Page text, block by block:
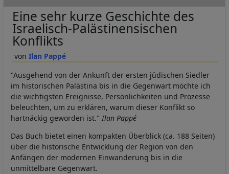
Ilan Pappé
Eine sehr kurze Geschichte des
Israelisch-Palästinensischen
Konflikts
"Ausgehend von der Ankunft der ersten jüdischen Siedler
im historischen Palästina bis in die Gegenwart möchte ich
die wichtigsten Ereignisse, Persönlichkeiten und Prozesse
beleuchten, um zu erklären, warum dieser Konflikt so
hartnäckig geworden ist." Ilan Pappé
Das Buch bietet einen kompakten Überblick (ca. 188 Seiten)
über die historische Entwicklung der Region von den
Anfängen der modernen Einwanderung bis in die
unmittelbare Gegenwart.